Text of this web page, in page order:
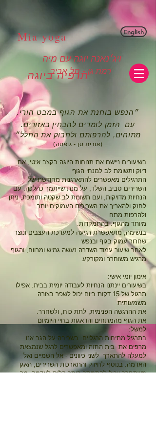
English
Mia yoga
ויג׳נאנה יוגה עם מיה
רמת גן - תל אביב
תרפיה ביוגה
.בשיעורים ניישם את תנוחות היוגה בקצב איטי, אם
דיוק ותשומת לב למנחי הגוף
התרגילים מאפשרים להתארגנות מחודשת של
השרירים סביב השלד, על מנת שייתמך כהלכה. עם
הנחיות מדויקות, ועם תשומת לב שקטה ותומכת, ניתן
לחזק ולהאריך את השרירים העמוקים יותר
ולהרפות מתח
.מיותר מהגוף. בהתמקדות
בנשימה,מתאפשרת רגיעה למערכת העצבים ונוצר
שחרור עמוק בגוף ובנפש
.לאחר שיעור עמוד השדרה נעשה גמיש ומרווח, והגוף
מרגיש משוחרר ומקורקע
:אימון יומי אישי
תרגול של 15 דקות ביום יכול לשפר בצורה
משמעותית
.
את ההרגשה הפנימית, לתת כוח, ולשחרר
את הגוף מהמתחים והדאגות בחיי היומיום
:למשל
בתרגיל מתיחות הרגליים: בשכיבה על הגב אנו
מרפים את בית החזה ומאפשרים לרגל שנמצאת
למעלה להתארך לשני כיוונים - אל השמיים ואל
האדמה. בנוסף לחיזוק והתארכות השרירים, האגן
משתחרר ויכול להתמסר ביתר קלות לאדמה, מה
.״הנפש בוחנת את הגוף במבט הורי
.עם הזמן לומדים להבחין באזורים
מתוחים, להרפותם ולחבוק את החלל״
(אורית סן - גופטה)